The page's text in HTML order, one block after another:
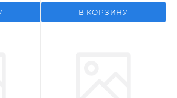
В КОРЗИНУ